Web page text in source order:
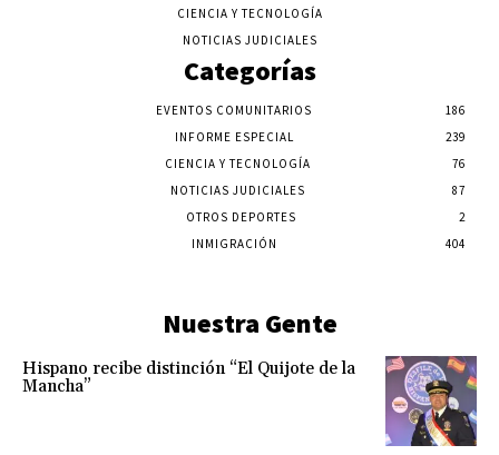
CIENCIA Y TECNOLOGÍA
NOTICIAS JUDICIALES
Categorías
EVENTOS COMUNITARIOS
186
INFORME ESPECIAL
239
CIENCIA Y TECNOLOGÍA
76
NOTICIAS JUDICIALES
87
OTROS DEPORTES
2
INMIGRACIÓN
404
Nuestra Gente
Hispano recibe distinción “El Quijote de la
Mancha”